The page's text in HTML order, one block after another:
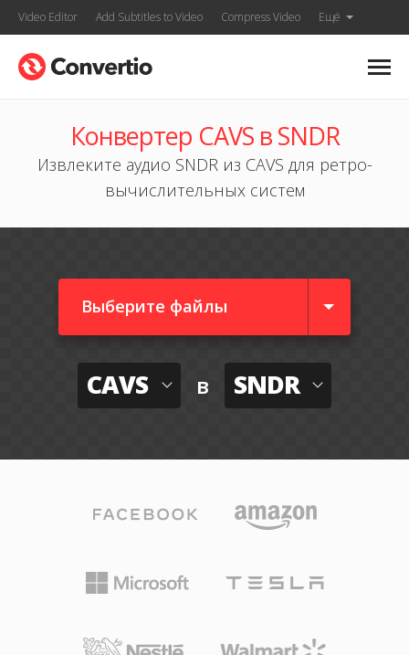
Video Editor Add Subtitles to Video Compress Video Ещё
Конвертер CAVS в SNDR
Извлеките аудио SNDR из CAVS для ретро-
вычислительных систем
Выберите файлы
CAVS в SNDR